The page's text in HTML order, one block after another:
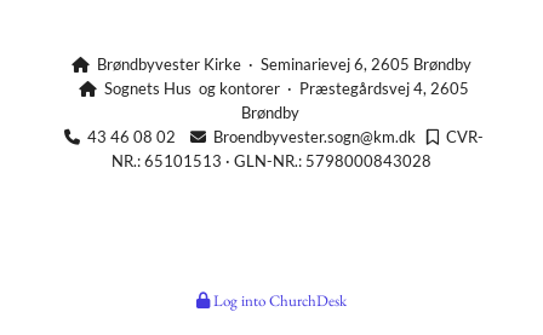
 Brøndbyvester Kirke · Seminarievej 6, 2605 Brøndby
Sognets Hus og kontorer · Præstegårdsvej 4, 2605
Brøndby
43 46 08 02 Broendbyvester.sogn@km.dk CVR-
NR.: 65101513 · GLN-NR.: 5798000843028
Log into ChurchDesk